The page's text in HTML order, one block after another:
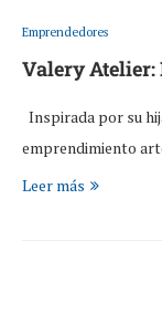
Emprendedores
Valery Atelier:
Inspirada por su
emprendimiento
Leer más